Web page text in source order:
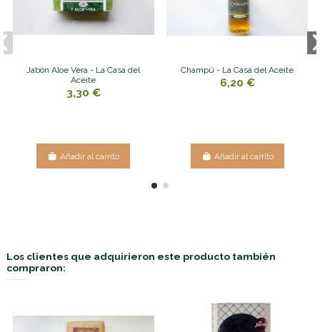
Jabón Aloe Vera - La Casa del
Aceite
3,30 €
Añadir al carrito
Champú - La Casa del Aceite
6,20 €
Añadir al carrito
Los clientes que adquirieron este producto también
compraron: